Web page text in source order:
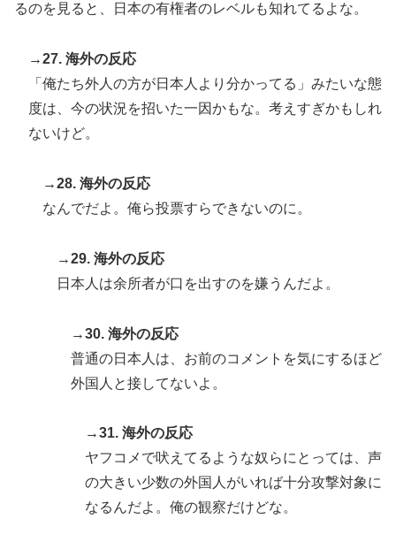
るのを見ると、日本の有権者のレベルも知れてるよな。
→27. 海外の反応
「俺たち外人の方が日本人より分かってる」みたいな態
度は、今の状況を招いた一因かもな。考えすぎかもしれ
ないけど。
→28. 海外の反応
なんでだよ。俺ら投票すらできないのに。
→29. 海外の反応
日本人は余所者が口を出すのを嫌うんだよ。
→30. 海外の反応
普通の日本人は、お前のコメントを気にするほど
外国人と接してないよ。
→31. 海外の反応
ヤフコメで吠えてるような奴らにとっては、声
の大きい少数の外国人がいれば十分攻撃対象に
なるんだよ。俺の観察だけどな。